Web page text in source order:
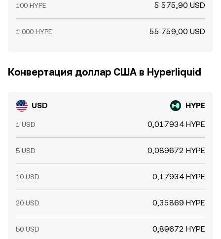
100 HYPE 5 575,90 USD
1 000 HYPE 55 759,00 USD
Конвертация доллар США в Hyperliquid
USD HYPE
1 USD 0,017934 HYPE
5 USD 0,089672 HYPE
10 USD 0,17934 HYPE
20 USD 0,35869 HYPE
50 USD 0,89672 HYPE